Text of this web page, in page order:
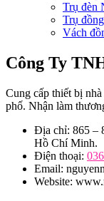
Trụ đèn
Trụ
Vách
Công Ty
Cung cấp thiết bị
phố. Nhận làm
Địa chỉ: 865 –
Hồ Chí Minh.
Điện thoại:
Email:
Website: